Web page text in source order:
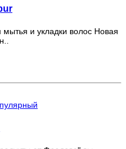
и укладки волос Новая